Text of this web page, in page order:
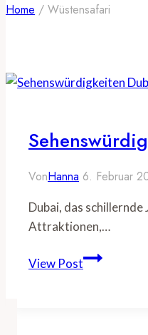
Home / Wüstensafari
VonHanna 6. Februar
Dubai, das
Attraktionen,…
View Post